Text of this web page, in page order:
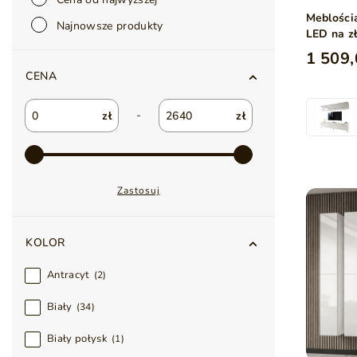
Najnowsze produkty
CENA
zł - zł
Zastosuj
KOLOR
Antracyt 2
Biały 34
Biały połysk 1
LED na
1